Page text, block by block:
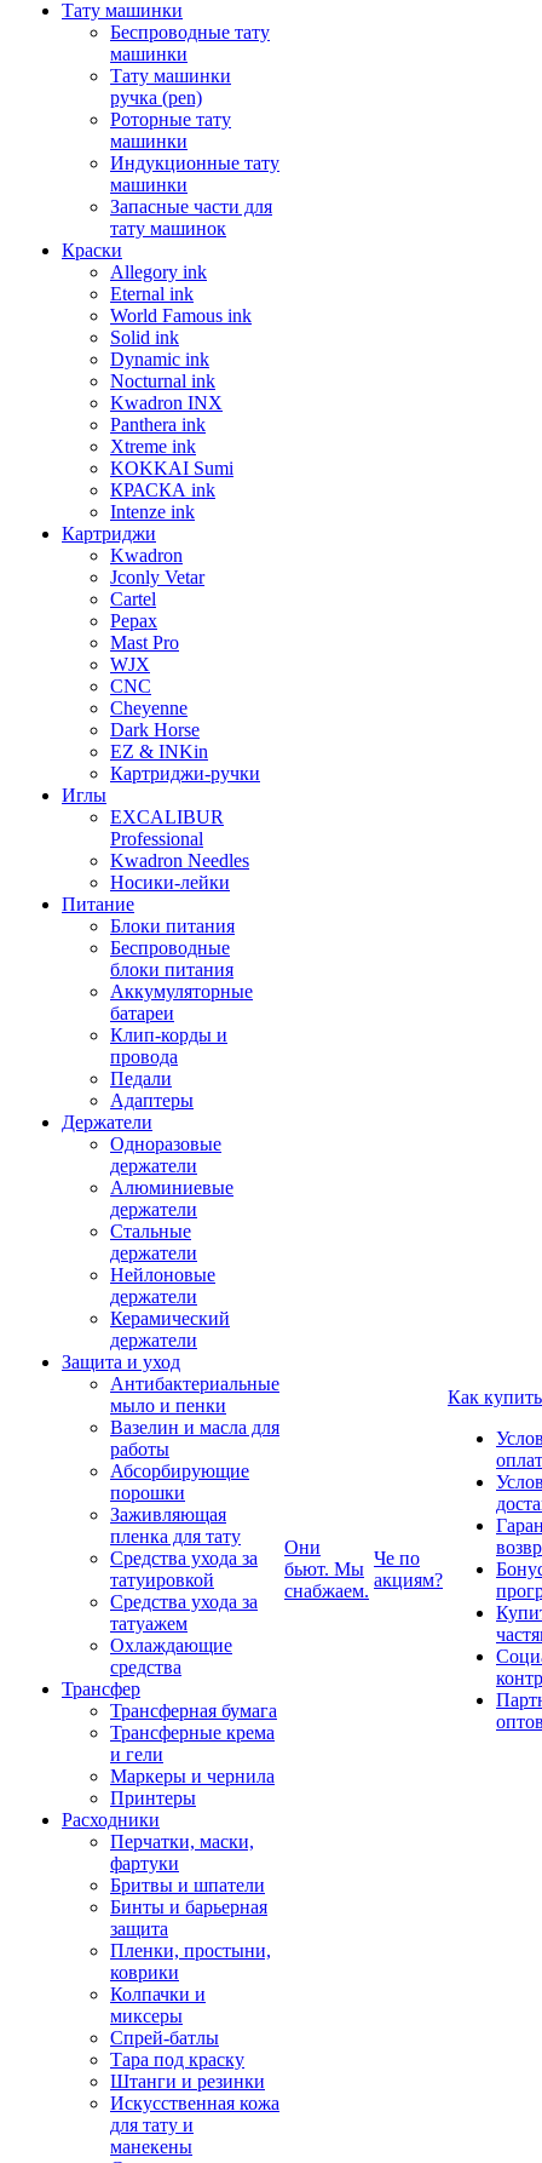
Тату машинки
Беспроводные тату
машинки
Тату машинки
ручка (pen)
Роторные тату
машинки
Индукционные тату
машинки
Запасные части для
тату машинок
Краски
Allegory ink
Eternal ink
World Famous ink
Solid ink
Dynamic ink
Nocturnal ink
Kwadron INX
Panthera ink
Xtreme ink
KOKKAI Sumi
КРАСКА ink
Intenze ink
Картриджи
Kwadron
Jconly Vetar
Cartel
Pepax
Mast Pro
WJX
CNC
Cheyenne
Dark Horse
EZ & INKin
Картриджи-ручки
Иглы
EXCALIBUR
Professional
Kwadron Needles
Носики-лейки
Питание
Блоки питания
Беспроводные
блоки питания
Аккумуляторные
батареи
Клип-корды и
провода
Педали
Адаптеры
Держатели
Одноразовые
держатели
Алюминиевые
держатели
Стальные
держатели
Нейлоновые
держатели
Керамический
держатели
Защита и уход
Антибактериальные
мыло и пенки
Вазелин и масла для
работы
Абсорбирующие
порошки
Заживляющая
пленка для тату
Средства ухода за
татуировкой
Средства ухода за
татуажем
Охлаждающие
средства
Трансфер
Трансферная бумага
Трансферные крема
и гели
Маркеры и чернила
Принтеры
Расходники
Перчатки, маски,
фартуки
Бритвы и шпатели
Бинты и барьерная
защита
Пленки, простыни,
коврики
Колпачки и
миксеры
Спрей-батлы
Тара под краску
Штанги и резинки
Искусственная кожа
для тату и
манекены
Они
бьют. Мы
снабжаем.
Че по
акциям?
Как купить